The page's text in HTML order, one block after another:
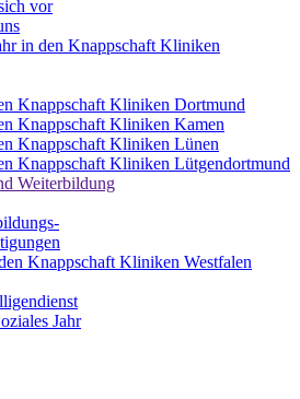
vor
in den Knappschaft Kliniken
Knappschaft Kliniken Dortmund
Knappschaft Kliniken Kamen
Knappschaft Kliniken Lünen
Knappschaft Kliniken Lütgendortmund
Weiterbildung
Knappschaft Kliniken Westfalen
Jahr